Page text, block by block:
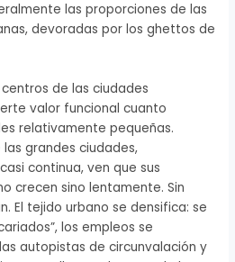
las proporciones de las
devoradas por los ghettos de
de las ciudades
valor funcional cuanto
relativamente pequeñas.
grandes ciudades,
continua, ven que sus
crecen sino lentamente. Sin
El tejido urbano se densifica: se
los empleos se
autopistas de circunvalación y